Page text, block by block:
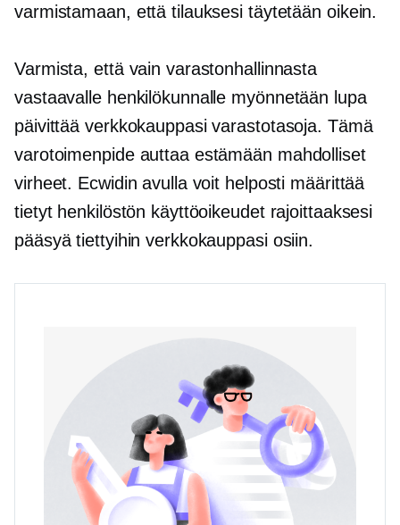
varmistamaan, että tilauksesi täytetään oikein.
Varmista, että vain varastonhallinnasta
vastaavalle henkilökunnalle myönnetään lupa
päivittää verkkokauppasi varastotasoja. Tämä
varotoimenpide auttaa estämään mahdolliset
virheet. Ecwidin avulla voit helposti määrittää
tietyt henkilöstön käyttöoikeudet rajoittaaksesi
pääsyä tiettyihin verkkokauppasi osiin.